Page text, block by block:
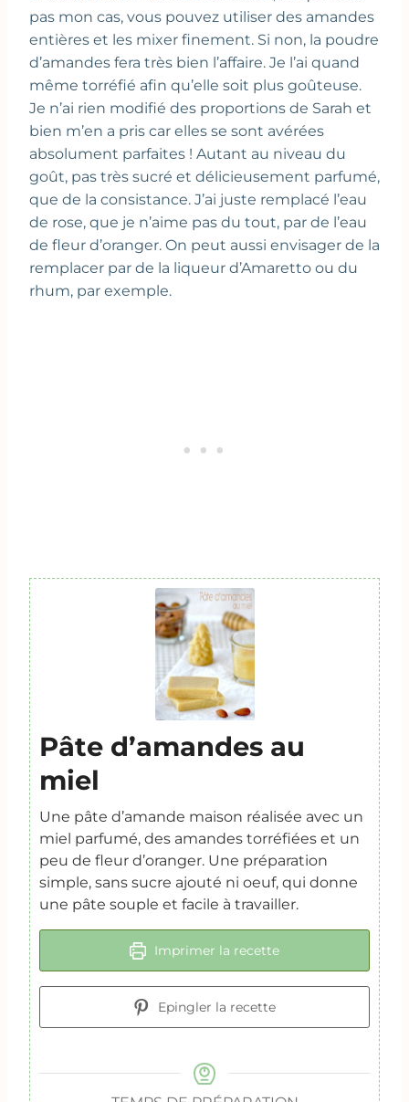
pas mon cas, vous pouvez utiliser des amandes
entières et les mixer finement. Si non, la poudre
d’amandes fera très bien l’affaire. Je l’ai quand
même torréfié afin qu’elle soit plus goûteuse.
Je n’ai rien modifié des proportions de Sarah et
bien m’en a pris car elles se sont avérées
absolument parfaites ! Autant au niveau du
goût, pas très sucré et délicieusement parfumé,
que de la consistance. J’ai juste remplacé l’eau
de rose, que je n’aime pas du tout, par de l’eau
de fleur d’oranger. On peut aussi envisager de la
remplacer par de la liqueur d’Amaretto ou du
rhum, par exemple.
Pâte d’amandes au
miel
Une pâte d’amande maison réalisée avec un
miel parfumé, des amandes torréfiées et un
peu de fleur d’oranger. Une préparation
simple, sans sucre ajouté ni oeuf, qui donne
une pâte souple et facile à travailler.
Imprimer la recette
Epingler la recette